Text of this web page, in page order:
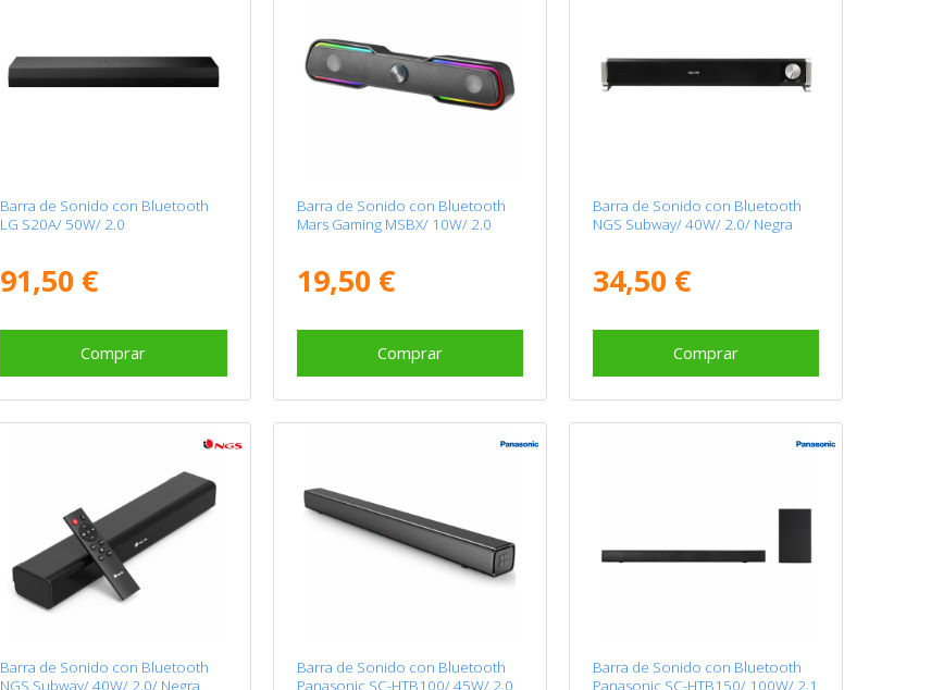
Barra de Sonido con Bluetooth
LG S20A/ 50W/ 2.0
91,50 €
Comprar
Barra de Sonido con Bluetooth
Mars Gaming MSBX/ 10W/ 2.0
19,50 €
Comprar
Barra de Sonido con Bluetooth
NGS Subway/ 40W/ 2.0/ Negra
34,50 €
Comprar
Barra de Sonido con Bluetooth
NGS Subway/ 40W/ 2.0/ Negra
Barra de Sonido con Bluetooth
Panasonic SC-HTB100/ 45W/ 2.0
Barra de Sonido con Bluetooth
Panasonic SC-HTB150/ 100W/ 2.1